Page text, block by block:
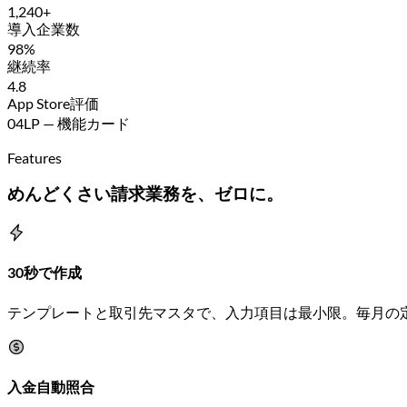
1,240+
導入企業数
98%
継続率
4.8
App Store評価
04LP — 機能カード
Features
めんどくさい請求業務を、ゼロに。
30秒で作成
テンプレートと取引先マスタで、入力項目は最小限。毎月の
入金自動照合